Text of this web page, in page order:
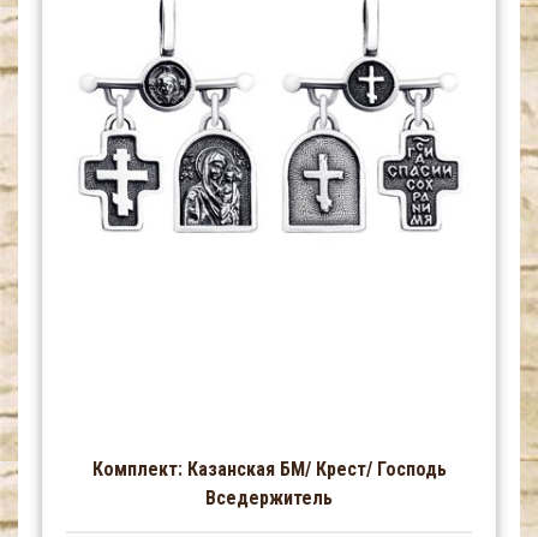
Комплект: Казанская БМ/ Крест/ Господь
Вседержитель